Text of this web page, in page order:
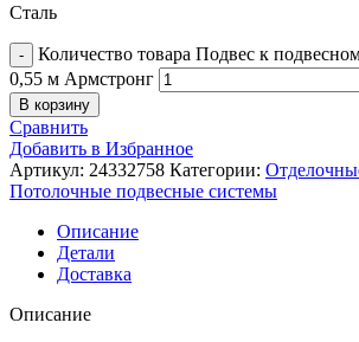
Сталь
Количество товара Подвес к
0,55 м Армстронг
В корзину
Сравнить
Добавить в Избранное
Артикул: 24332758 Категории:
Потолочные подвесные системы
Описание
Детали
Доставка
Описание